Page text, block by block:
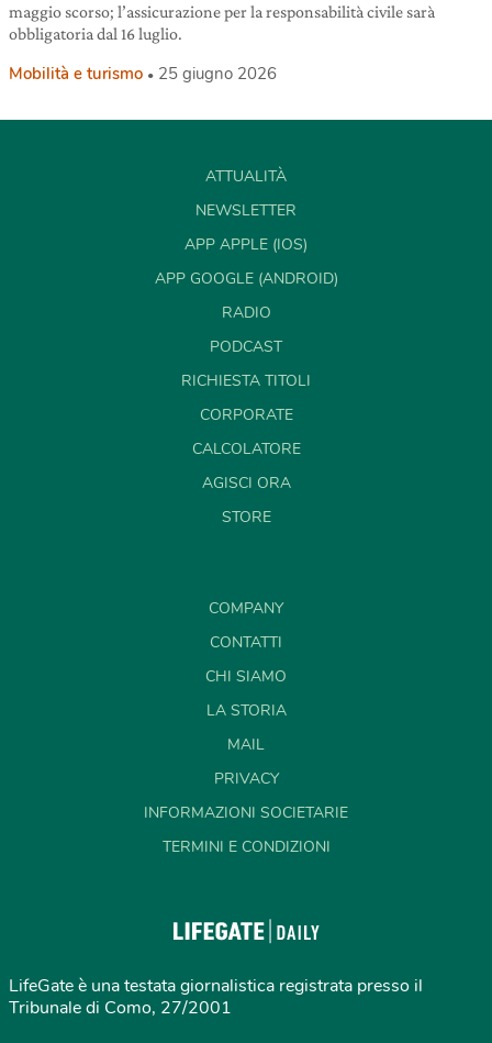
maggio scorso; l’assicurazione per la responsabilità civile sarà
obbligatoria dal 16 luglio.
Mobilità e turismo 25 giugno 2026
ATTUALITÀ
NEWSLETTER
APP APPLE (IOS)
APP GOOGLE (ANDROID)
RADIO
PODCAST
RICHIESTA TITOLI
CORPORATE
CALCOLATORE
AGISCI ORA
STORE
COMPANY
CONTATTI
CHI SIAMO
LA STORIA
MAIL
PRIVACY
INFORMAZIONI SOCIETARIE
TERMINI E CONDIZIONI
LifeGate è una testata giornalistica registrata presso il
Tribunale di Como, 27/2001